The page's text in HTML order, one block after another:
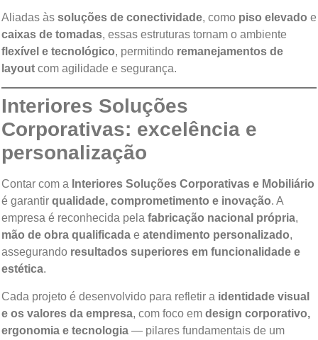
Aliadas às soluções de conectividade, como piso elevado e
caixas de tomadas, essas estruturas tornam o ambiente
flexível e tecnológico, permitindo remanejamentos de
layout com agilidade e segurança.
Interiores Soluções
Corporativas: excelência e
personalização
Contar com a Interiores Soluções Corporativas e Mobiliário
é garantir qualidade, comprometimento e inovação. A
empresa é reconhecida pela fabricação nacional própria,
mão de obra qualificada e atendimento personalizado,
assegurando resultados superiores em funcionalidade e
estética.
Cada projeto é desenvolvido para refletir a identidade visual
e os valores da empresa, com foco em design corporativo,
ergonomia e tecnologia — pilares fundamentais de um